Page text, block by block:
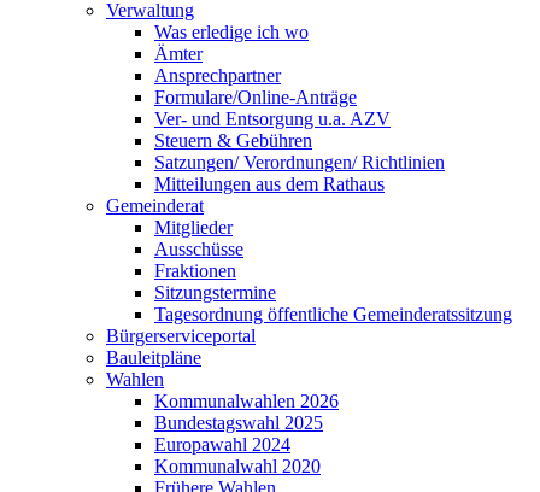
Verwaltung
Was erledige ich wo
Ämter
Ansprechpartner
Formulare/Online-Anträge
Ver- und Entsorgung u.a. AZV
Steuern & Gebühren
Satzungen/ Verordnungen/ Richtlinien
Mitteilungen aus dem Rathaus
Gemeinderat
Mitglieder
Ausschüsse
Fraktionen
Sitzungstermine
Tagesordnung öffentliche Gemeinderatssitzung
Bürgerserviceportal
Bauleitpläne
Wahlen
Kommunalwahlen 2026
Bundestagswahl 2025
Europawahl 2024
Kommunalwahl 2020
Frühere Wahlen